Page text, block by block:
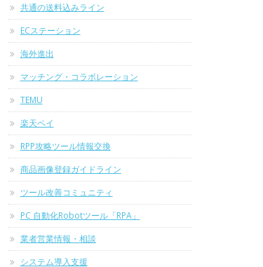
共通の送料込みライン
ECステーション
海外進出
マッチング・コラボレーション
TEMU
楽天ペイ
RPP攻略ツール情報交換
商品画像登録ガイドライン
ツール改善コミュニティ
PC 自動化Robotツール「RPA」
業者営業情報・相談
システム導入支援